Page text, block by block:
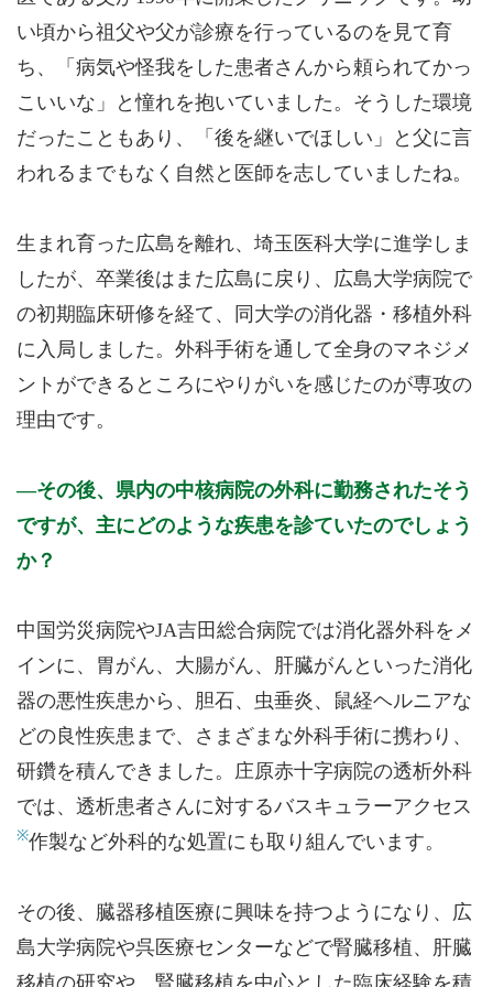
い頃から祖父や父が診療を行っているのを見て育
ち、「病気や怪我をした患者さんから頼られてかっ
こいいな」と憧れを抱いていました。そうした環境
だったこともあり、「後を継いでほしい」と父に言
われるまでもなく自然と医師を志していましたね。
生まれ育った広島を離れ、埼玉医科大学に進学しま
したが、卒業後はまた広島に戻り、広島大学病院で
の初期臨床研修を経て、同大学の消化器・移植外科
に入局しました。外科手術を通して全身のマネジメ
ントができるところにやりがいを感じたのが専攻の
理由です。
その後、県内の中核病院の外科に勤務されたそう
ですが、主にどのような疾患を診ていたのでしょう
か？
中国労災病院やJA吉田総合病院では消化器外科をメ
インに、胃がん、大腸がん、肝臓がんといった消化
器の悪性疾患から、胆石、虫垂炎、鼠経ヘルニアな
どの良性疾患まで、さまざまな外科手術に携わり、
研鑽を積んできました。庄原赤十字病院の透析外科
では、透析患者さんに対するバスキュラーアクセス
※作製など外科的な処置にも取り組んでいます。
その後、臓器移植医療に興味を持つようになり、広
島大学病院や呉医療センターなどで腎臓移植、肝臓
移植の研究や、腎臓移植を中心とした臨床経験を積